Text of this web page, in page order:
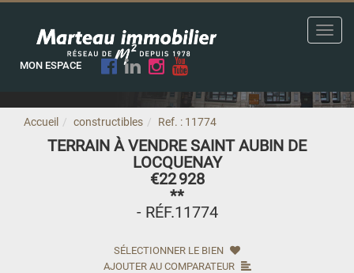
MON ESPACE
Accueil constructibles Ref. : 11774
TERRAIN À VENDRE SAINT AUBIN DE
LOCQUENAY
€22 928
**
- RÉF.11774
SÉLECTIONNER LE BIEN
AJOUTER AU COMPARATEUR